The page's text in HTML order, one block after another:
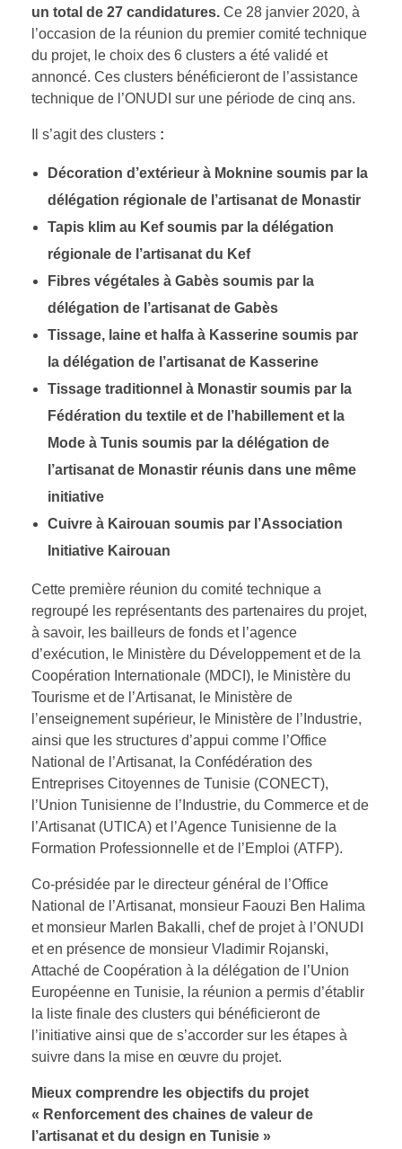
un total de 27 candidatures. Ce 28 janvier 2020, à
l’occasion de la réunion du premier comité technique
du projet, le choix des 6 clusters a été validé et
annoncé. Ces clusters bénéficieront de l’assistance
technique de l’ONUDI sur une période de cinq ans.
Il s’agit des clusters :
Décoration d’extérieur à Moknine soumis par la
délégation régionale de l’artisanat de Monastir
Tapis klim au Kef soumis par la délégation
régionale de l’artisanat du Kef
Fibres végétales à Gabès soumis par la
délégation de l’artisanat de Gabès
Tissage, laine et halfa à Kasserine soumis par
la délégation de l’artisanat de Kasserine
Tissage traditionnel à Monastir soumis par la
Fédération du textile et de l’habillement et la
Mode à Tunis soumis par la délégation de
l’artisanat de Monastir réunis dans une même
initiative
Cuivre à Kairouan soumis par l’Association
Initiative Kairouan
Cette première réunion du comité technique a
regroupé les représentants des partenaires du projet,
à savoir, les bailleurs de fonds et l’agence
d’exécution, le Ministère du Développement et de la
Coopération Internationale (MDCI), le Ministère du
Tourisme et de l’Artisanat, le Ministère de
l’enseignement supérieur, le Ministère de l’Industrie,
ainsi que les structures d’appui comme l’Office
National de l’Artisanat, la Confédération des
Entreprises Citoyennes de Tunisie (CONECT),
l’Union Tunisienne de l’Industrie, du Commerce et de
l’Artisanat (UTICA) et l’Agence Tunisienne de la
Formation Professionnelle et de l’Emploi (ATFP).
Co-présidée par le directeur général de l’Office
National de l’Artisanat, monsieur Faouzi Ben Halima
et monsieur Marlen Bakalli, chef de projet à l’ONUDI
et en présence de monsieur Vladimir Rojanski,
Attaché de Coopération à la délégation de l’Union
Européenne en Tunisie, la réunion a permis d’établir
la liste finale des clusters qui bénéficieront de
l’initiative ainsi que de s’accorder sur les étapes à
suivre dans la mise en œuvre du projet.
Mieux comprendre les objectifs du projet
« Renforcement des chaines de valeur de
l’artisanat et du design en Tunisie »